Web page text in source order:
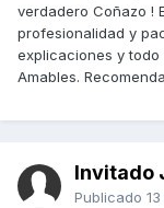
verdadero Coñazo !
profesionalidad y
explicaciones y todo
Amables.
Invitado
Publicado